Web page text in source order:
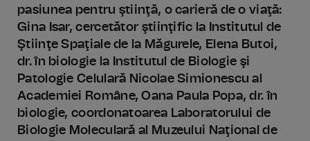
pasiunea pentru ştiinţă, o carieră de o viaţă:
Gina Isar, cercetător ştiinţific la Institutul de
Ştiinţe Spaţiale de la Măgurele, Elena Butoi,
dr. în biologie la Institutul de Biologie şi
Patologie Celulară Nicolae Simionescu al
Academiei Române, Oana Paula Popa, dr. în
biologie, coordonatoarea Laboratorului de
Biologie Moleculară al Muzeului Naţional de